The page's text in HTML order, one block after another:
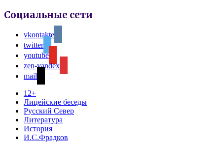
Социальные сети
vkontakte
twitter
youtube
zen-yandex
mail
12+
Лицейские беседы
Русский Север
Литература
История
И.С.Фрадков